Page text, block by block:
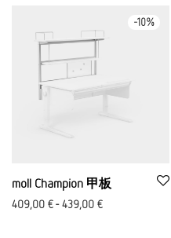
-10%
moll Champion 甲板
409,00 €-439,00 €